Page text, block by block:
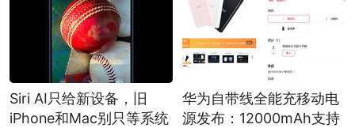
Siri AI只给新设备，旧
iPhone和Mac别只等系统
华为自带线全能充移动电
源发布：12000mAh支持